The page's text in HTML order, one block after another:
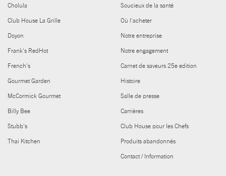
Cholula
Club House La Grille
Doyon
Frank's RedHot
French's
Gourmet Garden
McCormick Gourmet
Billy Bee
Stubb's
Thai Kitchen
Soucieux de la santé
Où l'acheter
Notre entreprise
Notre engagement
Carnet de saveurs 25e edition
Histoire
Salle de presse
Carrières
Club House pour les Chefs
Produits abandonnés
Contact / Information